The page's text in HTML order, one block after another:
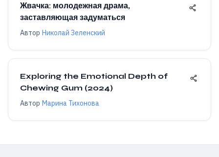
Жвачка: молодежная драма,
заставляющая задуматься
Автор Николай Зеленский
Exploring the Emotional Depth of
Chewing Gum (2024)
Автор Марина Тихонова